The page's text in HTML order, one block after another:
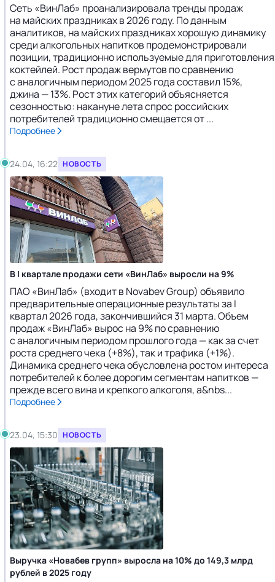
Сеть «ВинЛаб» проанализировала тренды продаж
на майских праздниках в 2026 году. По данным
аналитиков, на майских праздниках хорошую динамику
среди алкогольных напитков продемонстрировали
позиции, традиционно используемые для приготовления
коктейлей. Рост продаж вермутов по сравнению
с аналогичным периодом 2025 года составил 15%,
джина — 13%. Рост этих категорий объясняется
сезонностью: накануне лета спрос российских
потребителей традиционно смещается от ...
Подробнее
24.04, 16:22 НОВОСТЬ
В I квартале продажи сети «ВинЛаб» выросли на 9%
ПАО «ВинЛаб» (входит в Novabev Group) объявило
предварительные операционные результаты за I
квартал 2026 года, закончившийся 31 марта. Объем
продаж «ВинЛаб» вырос на 9% по сравнению
с аналогичным периодом прошлого года — как за счет
роста среднего чека (+8%), так и трафика (+1%).
Динамика среднего чека обусловлена ростом интереса
потребителей к более дорогим сегментам напитков —
прежде всего вина и крепкого алкоголя, а&nbs...
Подробнее
23.04, 15:30 НОВОСТЬ
Выручка «Новабев групп» выросла на 10% до 149,3 млрд
рублей в 2025 году